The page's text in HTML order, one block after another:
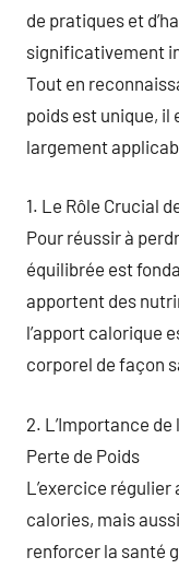
de pratiques et
significativement
Tout en
poids est unique, il
largement
1. Le Rôle Crucial
Pour réussir à
équilibrée est
apportent des
l’apport calorique
corporel de façon
2. L’Importance de
Perte de Poids
L’exercice
calories, mais
renforcer la santé